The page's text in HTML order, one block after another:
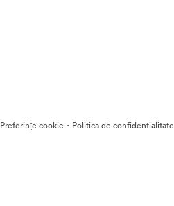
Preferințe cookie · Politica de confidentialitate